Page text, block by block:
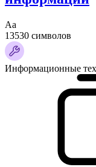
Аа
13530 символов
Информационные